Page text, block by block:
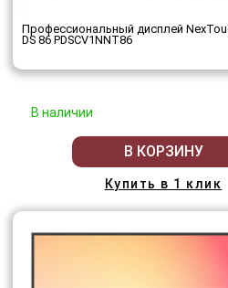
Профессиональный дисплей
DS 86 PDSCV1NNT86
В наличии
В КОРЗИНУ
Купить в 1 клик